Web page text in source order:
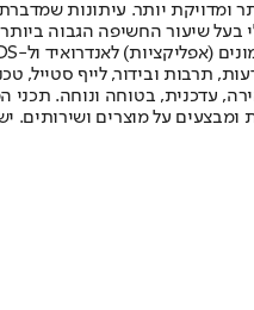
יותר. עיתונות
2007, וב-2010 הפך "ישראל היום" לעיתון
תרבות ובידור, לייף סטייל,
עדכנית, בטוחה ונוחה.
על מוצרים ושירותים.